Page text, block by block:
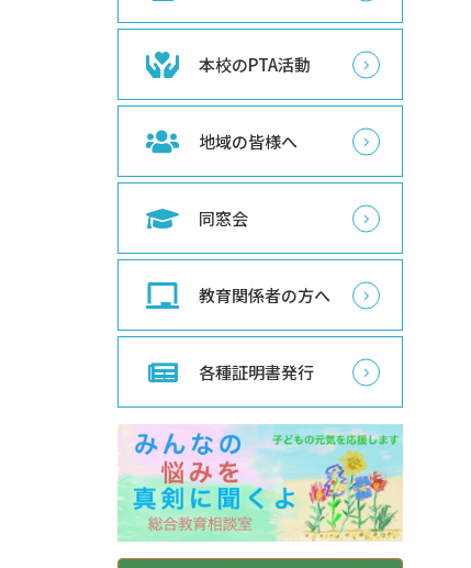
本校のPTA活動
地域の皆様へ
同窓会
教育関係者の方へ
各種証明書発行